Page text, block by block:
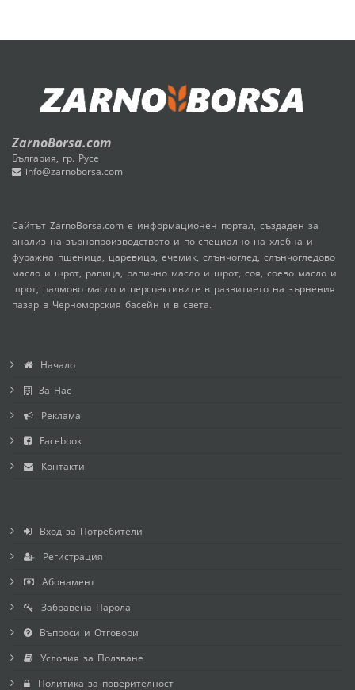
ZarnoBorsa.com
България, гр. Русе
info@zarnoborsa.com
Сайтът ZarnoBorsa.com е информационен портал, създаден за
анализ на зърнопроизводството и по-специално на хлебна и
фуражна пшеница, царевица, ечемик, слънчоглед, слънчогледово
масло и шрот, рапица, рапично масло и шрот, соя, соево масло и
шрот, палмово масло и перспективите в развитието на зърнения
пазар в Черноморския басейн и в света.
Начало
За Нас
Реклама
Facebook
Контакти
Вход за Потребители
Регистрация
Абонамент
Забравена Парола
Въпроси и Отговори
Условия за Ползване
Политика за поверителност